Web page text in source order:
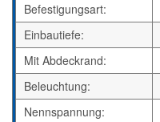
Befestigungsart:
Einbautiefe:
Mit Abdeckrand:
Beleuchtung:
Nennspannung: